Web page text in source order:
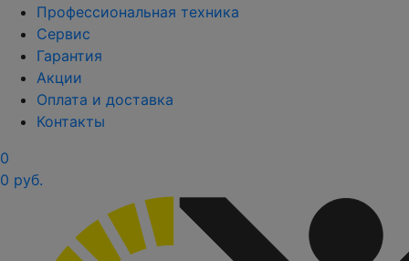
Профессиональная техника
Сервис
Гарантия
Акции
Оплата и доставка
Контакты
0
0 руб.